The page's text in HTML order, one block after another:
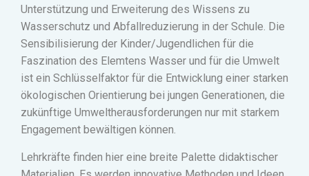
Unterstützung und Erweiterung des Wissens zu
Wasserschutz und Abfallreduzierung in der Schule. Die
Sensibilisierung der Kinder/Jugendlichen für die
Faszination des Elemtens Wasser und für die Umwelt
ist ein Schlüsselfaktor für die Entwicklung einer starken
ökologischen Orientierung bei jungen Generationen, die
zukünftige Umweltherausforderungen nur mit starkem
Engagement bewältigen können.
Lehrkräfte finden hier eine breite Palette didaktischer